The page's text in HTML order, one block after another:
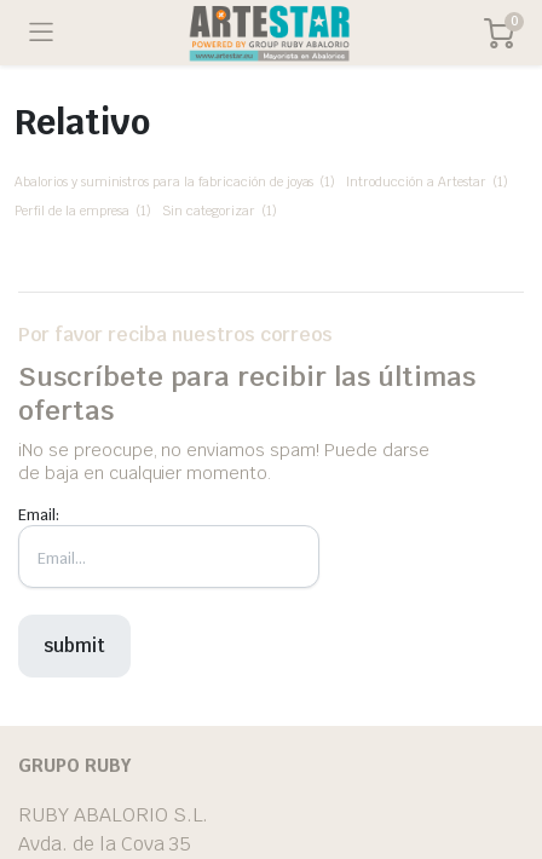
0
Relativo
Abalorios y suministros para la fabricación de joyas (1) Introducción a Artestar (1)
Perfil de la empresa (1) Sin categorizar (1)
Por favor reciba nuestros correos
Suscríbete para recibir las últimas
ofertas
iNo se preocupe, no enviamos spam! Puede darse
de baja en cualquier momento.
Email:
GRUPO RUBY
RUBY ABALORIO S.L.
Avda. de la Cova 35